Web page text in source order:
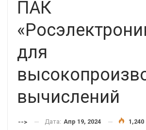
ПАК
для
вычислений
--> Дата: Апр 19, 2024 1,240